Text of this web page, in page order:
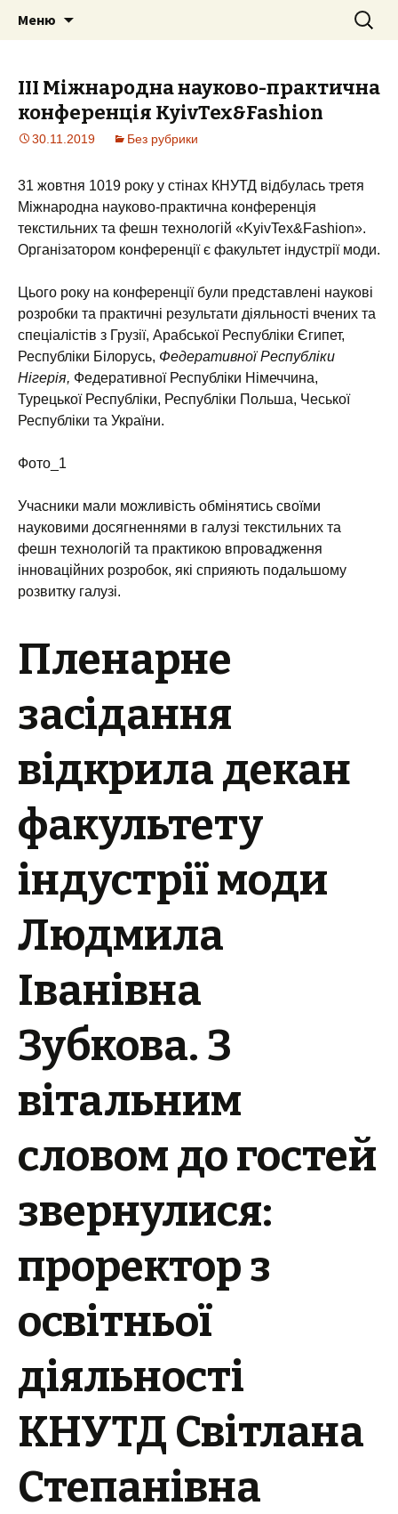
KyivTex&Fashion
Міжнародна конференція
текстильних та фешн технолоій
Меню Найти:
ІІІ Міжнародна науково-практична
конференція KyivTex&Fashion
30.11.2019 Без рубрики
31 жовтня 1019 року у стінах КНУТД відбулась третя
Міжнародна науково-практична конференція
текстильних та фешн технологій «KyivTex&Fashion».
Організатором конференції є факультет індустрії моди.
Цього року на конференції були представлені наукові
розробки та практичні результати діяльності вчених та
спеціалістів з Грузії, Арабської Республіки Єгипет,
Республіки Білорусь, Федеративної Республіки
Нігерія, Федеративної Республіки Німеччина,
Турецької Республіки, Республіки Польша, Чеської
Республіки та України.
Фото_1
Учасники мали можливість обмінятись своїми
науковими досягненнями в галузі текстильних та
фешн технологій та практикою впровадження
інноваційних розробок, які сприяють подальшому
розвитку галузі.
Пленарне
засідання
відкрила декан
факультету
індустрії моди
Людмила
Іванівна
Зубкова. З
вітальним
словом до гостей
звернулися:
проректор з
освітньої
діяльності
КНУТД Світлана
Степанівна